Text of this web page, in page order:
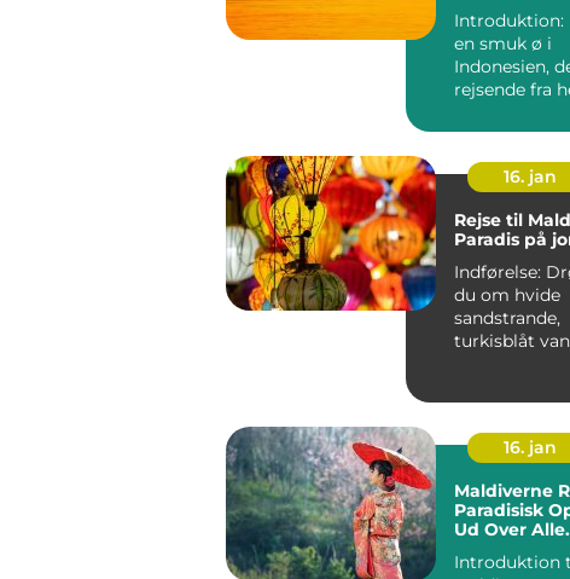
Introduktion:
en smuk ø i
Indonesien,
rejsende fra
enestående...
16. jan
Rejse til
Paradis på
Indførelse: Drømmer
du om hvide
sandstrande,
turkisblåt
du...
16. jan
Maldiverne
Paradisisk
Ud Over Alle
Introduktion